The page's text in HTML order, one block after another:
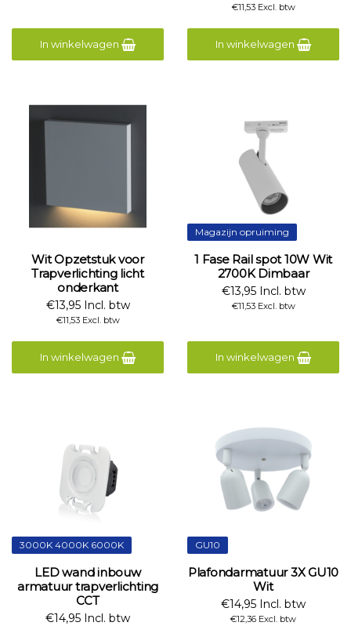
In winkelwagen
€11,53 Excl. btw
In winkelwagen
Wit Opzetstuk voor
Trapverlichting licht
onderkant
€13,95 Incl. btw
€11,53 Excl. btw
In winkelwagen
Magazijn opruiming
1 Fase Rail spot 10W Wit
2700K Dimbaar
€13,95 Incl. btw
€11,53 Excl. btw
In winkelwagen
3000K 4000K 6000K
LED wand inbouw
armatuur trapverlichting
CCT
€14,95 Incl. btw
GU10
Plafondarmatuur 3X GU10
Wit
€14,95 Incl. btw
€12,36 Excl. btw